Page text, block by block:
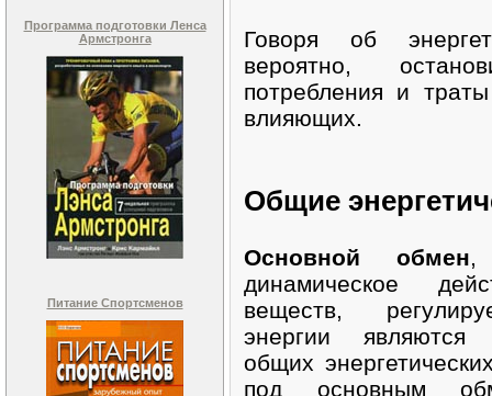
Программа подготовки Ленса
Армстронга
Питание Спортсменов
Говоря об
вероятно,
потребления и
влияющих.
Общие
Основной обмен,
динамическое
веществ,
энергии являются
общих
под основным